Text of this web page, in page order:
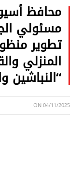
محافظ
مسئولي
تطوير
المنزلي
“النباشين
ON04/11/2025